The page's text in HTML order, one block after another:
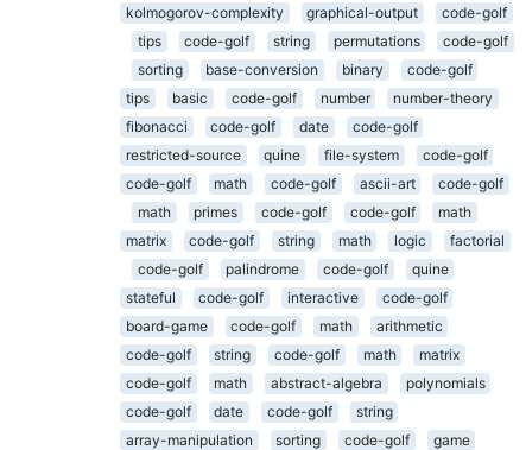
kolmogorov-complexity
graphical-output
code-golf
tips
code-golf string permutations
code-golf
sorting
base-conversion binary
code-golf
tips
basic code-golf number
number-theory
fibonacci
code-golf date
code-golf
restricted-source
quine file-system
code-golf
code-golf
math code-golf ascii-art
code-golf
math
primes code-golf code-golf
math
matrix
code-golf string math logic
factorial
code-golf
palindrome code-golf
quine
stateful
code-golf interactive
code-golf
board-game
code-golf math
arithmetic
code-golf
string code-golf math
matrix
code-golf
math abstract-algebra
polynomials
code-golf
date code-golf
string
array-manipulation
sorting code-golf
game